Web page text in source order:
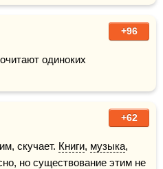
+96
одиноких
+62
скучает. Книги, музыка,
но существование этим не